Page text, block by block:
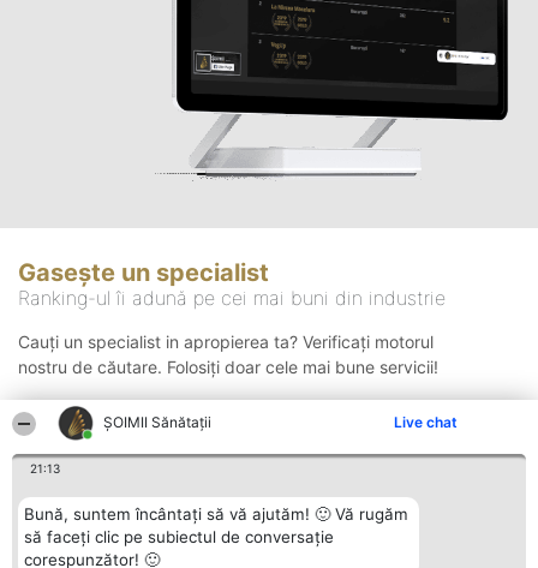
ŞOIMII Sănătații Live chat
21:13
Bună, suntem încântați să vă ajutăm! 🙂 Vă rugăm
să faceți clic pe subiectul de conversație
corespunzător! 🙂
Gasește un specialist
Ranking-ul îi adună pe cei mai buni din industrie
Cauți un specialist in apropierea ta? Verificați motorul
nostru de căutare. Folosiți doar cele mai bune servicii!